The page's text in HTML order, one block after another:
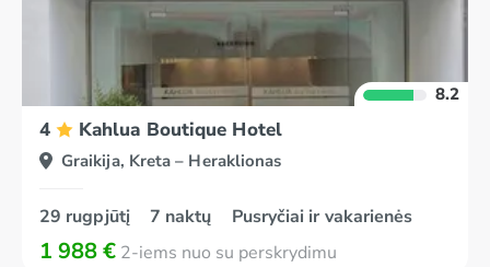
8.2
4 Kahlua Boutique Hotel
Graikija, Kreta – Heraklionas
29 rugpjūtį 7 naktų Pusryčiai ir vakarienės
1 988 € 2-iems nuo su perskrydimu